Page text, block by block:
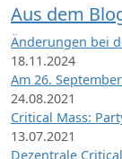
Aus dem
Änderungen bei
18.11.2024
Am 26.
24.08.2021
Critical Mass:
13.07.2021
Dezentrale